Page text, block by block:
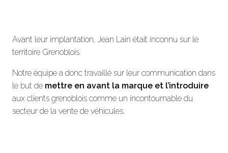
Avant leur implantation, Jean Lain était inconnu sur le
territoire Grenoblois.
Notre équipe a donc travaillé sur leur communication dans
le but de mettre en avant la marque et l’introduire
aux clients grenoblois comme un incontournable du
secteur de la vente de véhicules.